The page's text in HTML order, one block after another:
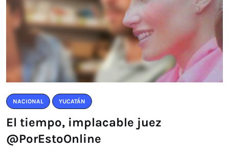
NACIONAL YUCATÁN
El tiempo, implacable juez
@PorEstoOnline